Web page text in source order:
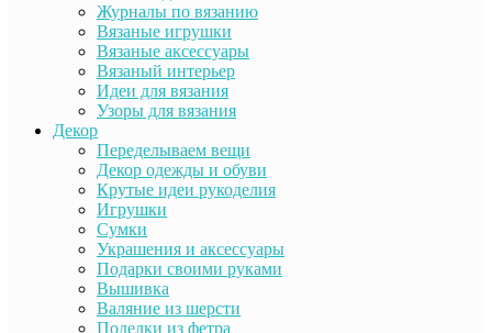
Журналы по вязанию
Вязаные игрушки
Вязаные аксессуары
Вязаный интерьер
Идеи для вязания
Узоры для вязания
Декор
Переделываем вещи
Декор одежды и обуви
Крутые идеи рукоделия
Игрушки
Сумки
Украшения и аксессуары
Подарки своими руками
Вышивка
Валяние из шерсти
Поделки из фетра